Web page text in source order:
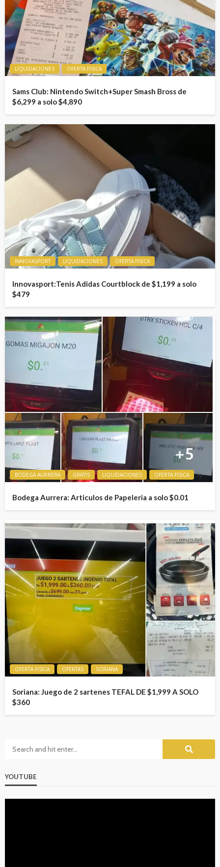
LIQUIDACIONES OFERTA FISICA
Sams Club: Nintendo Switch+Super Smash Bross de
$6,299 a solo $4,890
INNOVASPORT LIQUIDACIONES OFERTA FISICA
Innovasport:Tenis Adidas Courtblock de $1,199 a solo
$479
BODEGA AURRERA GRATIS LIQUIDACIONES OFERTA FISICA
Bodega Aurrera: Articulos de Papeleria a solo $0.01
OFERTA FISICA OFERTAS SORIANA
Soriana: Juego de 2 sartenes TEFAL DE $1,999 A SOLO
$360
YOUTUBE